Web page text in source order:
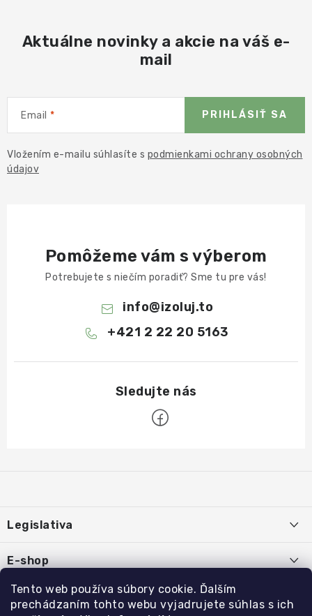
Tento web používa súbory cookie. Ďalším
prechádzaním tohto webu vyjadrujete súhlas s ich
Aktuálne novinky a akcie na váš e-
mail
Email
Vložením e-mailu súhlasíte s podmienkami ochrany osobných
údajov
PRIHLÁSIŤ SA
Pomôžeme vám s výberom
Potrebujete s niečím poradiť? Sme tu pre vás!
info@izoluj.to
+421 2 22 20 5163
ä
e
Legislativa
Obchodné podmienky
E-shop
O nás
Kontakty
Rýchle odkazy: